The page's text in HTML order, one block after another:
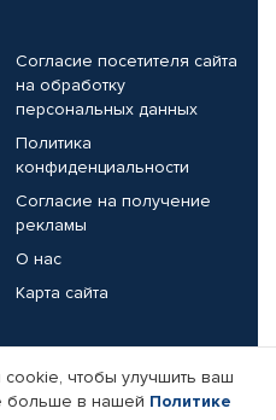
Согласие посетителя сайта
на обработку
персональных данных
Политика
конфиденциальности
Согласие на получение
рекламы
О нас
Карта сайта
чтобы улучшить ваш
больше в нашей Политике